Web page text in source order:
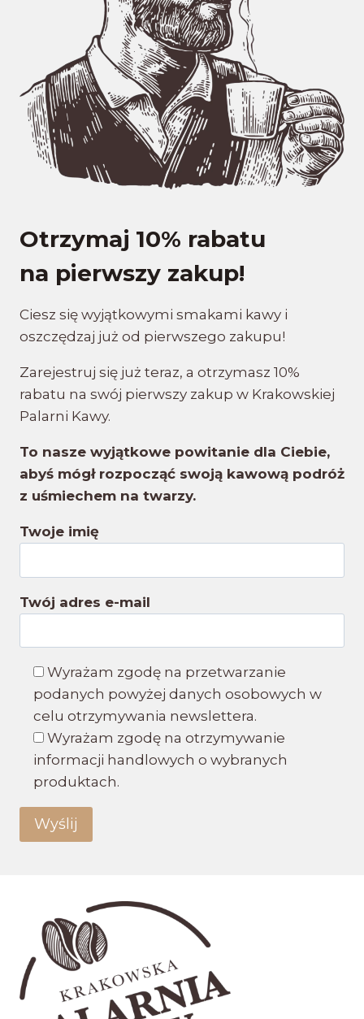
Otrzymaj 10% rabatu
na pierwszy zakup!
Ciesz się wyjątkowymi smakami kawy i
oszczędzaj już od pierwszego zakupu!
Zarejestruj się już teraz, a otrzymasz 10%
rabatu na swój pierwszy zakup w Krakowskiej
Palarni Kawy.
To nasze wyjątkowe powitanie dla Ciebie,
abyś mógł rozpocząć swoją kawową podróż
z uśmiechem na twarzy.
Twoje imię
Twój adres e-mail
Wyrażam zgodę na przetwarzanie
podanych powyżej danych osobowych w
celu otrzymywania newslettera.
Wyrażam zgodę na otrzymywanie
informacji handlowych o wybranych
produktach.